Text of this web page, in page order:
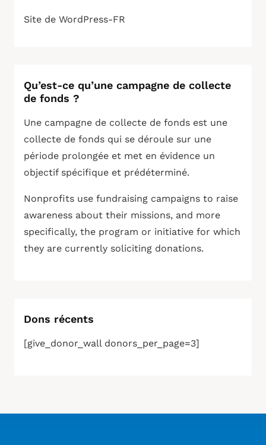
Site de WordPress-FR
Qu’est-ce qu’une campagne de collecte
de fonds ?
Une campagne de collecte de fonds est une
collecte de fonds qui se déroule sur une
période prolongée et met en évidence un
objectif spécifique et prédéterminé.
Nonprofits use fundraising campaigns to raise
awareness about their missions, and more
specifically, the program or initiative for which
they are currently soliciting donations.
Dons récents
[give_donor_wall donors_per_page=3]